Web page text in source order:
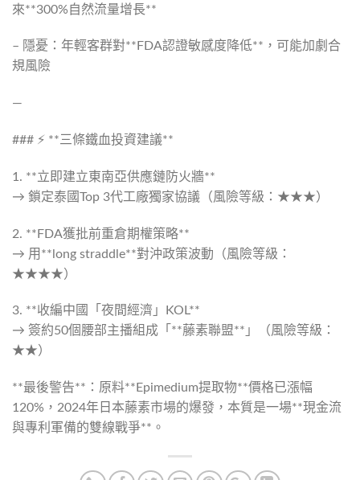
來**300%自然流量增長**
– 隱憂：年輕客群對**FDA認證敏感度降低**，可能加劇合
規風險
—
### ⚡ **三條鐵血投資建議**
1. **立即建立東南亞供應鏈防火牆**
→ 鎖定泰國Top 3代工廠獨家協議（風險等級：★★★）
2. **FDA獲批前重倉期權策略**
→ 用**long straddle**對沖政策波動（風險等級：
★★★★）
3. **收編中國「夜間經濟」KOL**
→ 簽約50個腰部主播組成「**藤素聯盟**」（風險等級：
★★）
**最後警告**：原料**Epimedium提取物**價格已漲幅
120%，2024年日本藤素市場的爆發，本質是一場**現金流
與專利軍備的雙線戰爭**。